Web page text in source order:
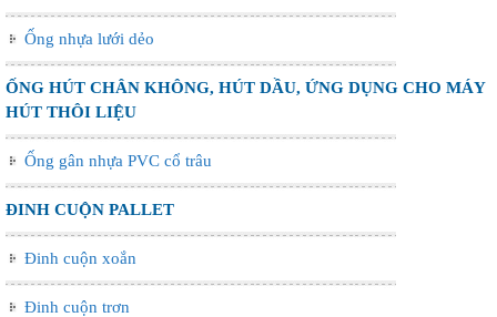
Ống nhựa lưới dẻo
ỐNG HÚT CHÂN KHÔNG, HÚT DẦU, ỨNG DỤNG CHO MÁY
HÚT THÔI LIỆU
Ống gân nhựa PVC cổ trâu
ĐINH CUỘN PALLET
Đinh cuộn xoắn
Đinh cuộn trơn